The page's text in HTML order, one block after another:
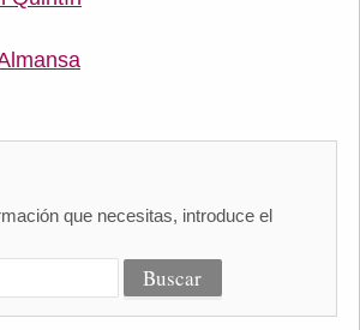
que necesitas, introduce el